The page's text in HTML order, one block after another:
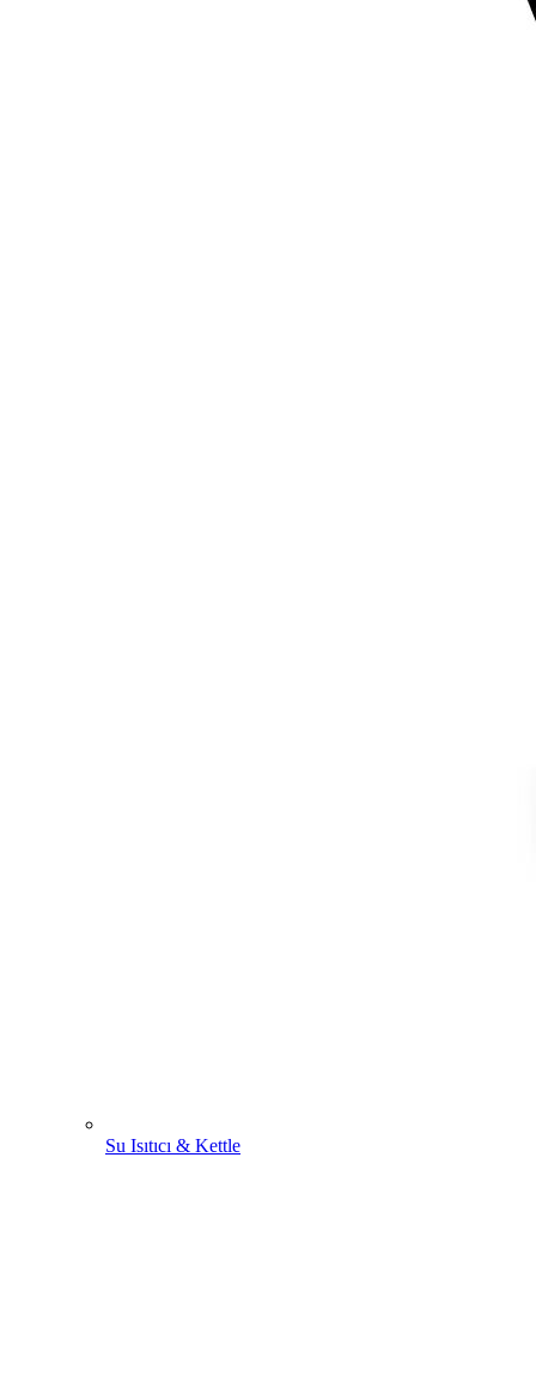
Su Isıtıcı & Kettle